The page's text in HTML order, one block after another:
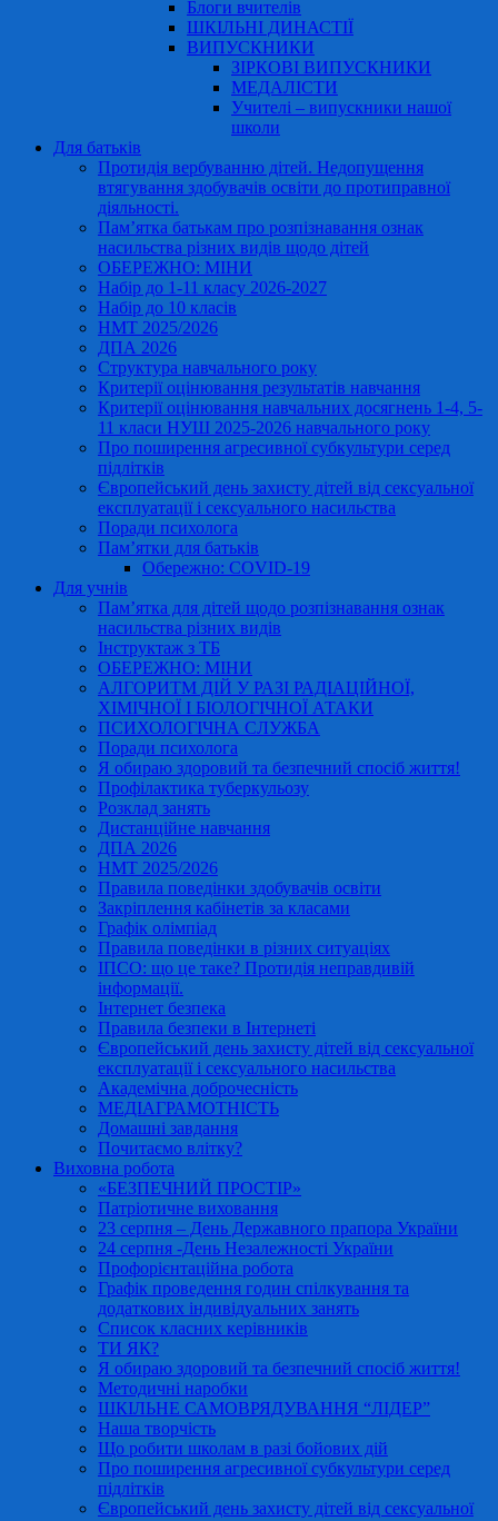
Блоги вчителів
ШКІЛЬНІ ДИНАСТІЇ
ВИПУСКНИКИ
ЗІРКОВІ ВИПУСКНИКИ
МЕДАЛІСТИ
Учителі – випускники нашої
школи
Для батьків
Протидія вербуванню дітей. Недопущення
втягування здобувачів освіти до протиправної
діяльності.
Пам’ятка батькам про розпізнавання ознак
насильства різних видів щодо дітей
ОБЕРЕЖНО: МІНИ
Набір до 1-11 класу 2026-2027
Набір до 10 класів
НМТ 2025/2026
ДПА 2026
Структура навчального року
Критерії оцінювання результатів навчання
Критерії оцінювання навчальних досягнень 1-4, 5-
11 класи НУШ 2025-2026 навчального року
Про поширення агресивної субкультури серед
підлітків
Європейський день захисту дітей від сексуальної
експлуатації і сексуального насильства
Поради психолога
Пам’ятки для батьків
Обережно: COVID-19
Для учнів
Пам’ятка для дітей щодо розпізнавання ознак
насильства різних видів
Інструктаж з ТБ
ОБЕРЕЖНО: МІНИ
АЛГОРИТМ ДІЙ У РАЗІ РАДІАЦІЙНОЇ,
ХІМІЧНОЇ І БІОЛОГІЧНОЇ АТАКИ
ПСИХОЛОГІЧНА СЛУЖБА
Поради психолога
Я обираю здоровий та безпечний спосіб життя!
Профілактика туберкульозу
Розклад занять
Дистанційне навчання
ДПА 2026
НМТ 2025/2026
Правила поведінки здобувачів освіти
Закріплення кабінетів за класами
Графік олімпіад
Правила поведінки в різних ситуаціях
ІПСО: що це таке? Протидія неправдивій
інформації.
Інтернет безпека
Правила безпеки в Інтернеті
Європейський день захисту дітей від сексуальної
експлуатації і сексуального насильства
Академічна доброчесність
МЕДІАГРАМОТНІСТЬ
Домашні завдання
Почитаємо влітку?
Виховна робота
«БЕЗПЕЧНИЙ ПРОСТІР»
Патріотичне виховання
23 серпня – День Державного прапора України
24 серпня -День Незалежності України
Профорієнтаційна робота
Графік проведення годин спілкування та
додаткових індивідуальних занять
Список класних керівників
ТИ ЯК?
Я обираю здоровий та безпечний спосіб життя!
Методичні наробки
ШКІЛЬНЕ САМОВРЯДУВАННЯ “ЛІДЕР”
Наша творчість
Що робити школам в разі бойових дій
Про поширення агресивної субкультури серед
підлітків
Європейський день захисту дітей від сексуальної